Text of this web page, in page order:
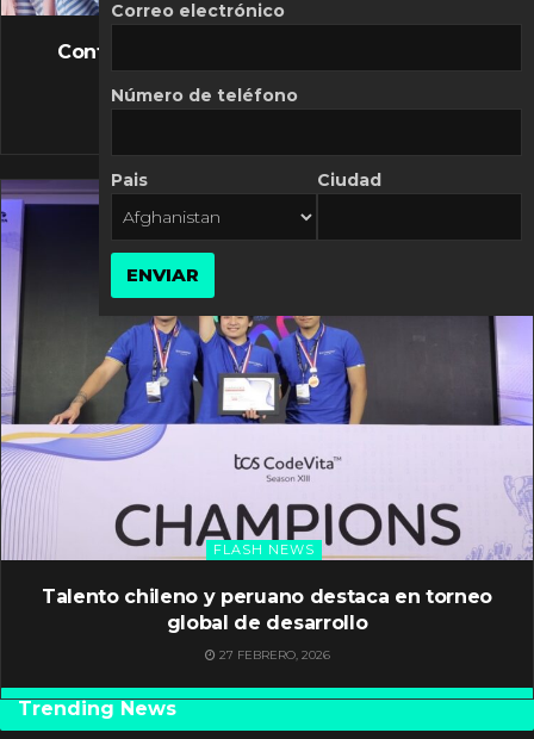
FLASH NEWS
Controversia de Mercado Libre por costos
10 MARZO, 2026
FLASH NEWS
Talento chileno y peruano destaca en torneo
global de desarrollo
27 FEBRERO, 2026
Trending News
Correo electrónico
Número de teléfono
Pais Ciudad
ENVIAR